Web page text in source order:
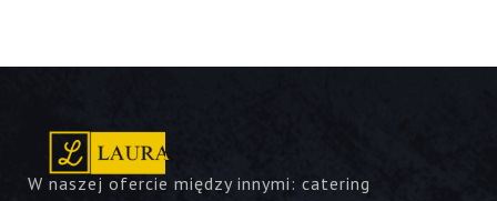
W naszej ofercie między innymi: catering